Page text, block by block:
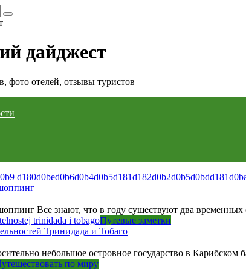
дайджест
фото отелей, отзывы туристов
Все знают, что в году существуют два временных
Путевые заметки
Тринидада и Тобаго
небольшое островное государство в Карибском
по миру